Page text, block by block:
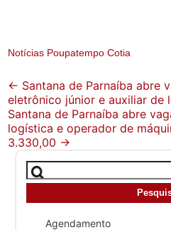
Notícias Poupatempo Cotia
Post
navigation
← Santana de Parnaíba abre
eletrônico júnior e auxiliar de
Santana de Parnaíba abre
logística e operador de
3.330,00 →
Agendamento